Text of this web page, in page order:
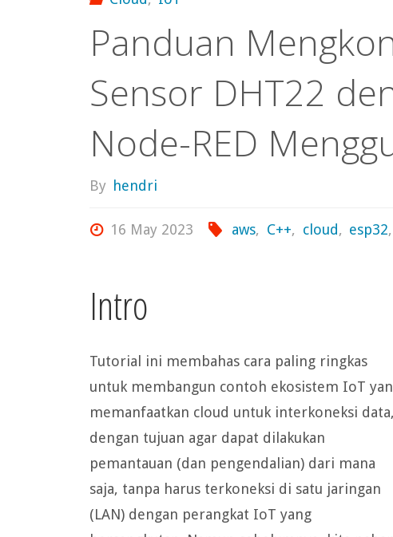
Panduan
Sensor DHT22
Node-RED
By hendri
16 May 2023 aws, C++, cloud, esp32,
Intro
Tutorial ini membahas cara paling ringkas
untuk membangun contoh ekosistem IoT
memanfaatkan cloud untuk interkoneksi data,
dengan tujuan agar dapat dilakukan
pemantauan (dan pengendalian) dari mana
saja, tanpa harus terkoneksi di satu jaringan
(LAN) dengan perangkat IoT yang